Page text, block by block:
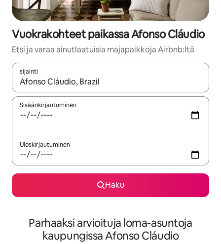
Vuokrakohteet paikassa Afonso Cláudio
Etsi ja varaa ainutlaatuisia majapaikkoja Airbnb:ltä
sijainti
Kun tulokset ovat saatavilla, navigoi ylös- ja alas-
Sisäänkirjautuminen
Uloskirjautuminen
Haku
Parhaaksi arvioituja loma-asuntoja
kaupungissa Afonso Cláudio